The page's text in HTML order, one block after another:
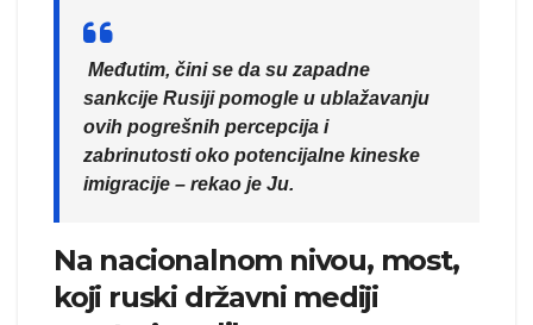
Međutim, čini se da su zapadne
sankcije Rusiji pomogle u ublažavanju
ovih pogrešnih percepcija i
zabrinutosti oko potencijalne kineske
imigracije – rekao je Ju.
Na nacionalnom nivou, most,
koji ruski državni mediji